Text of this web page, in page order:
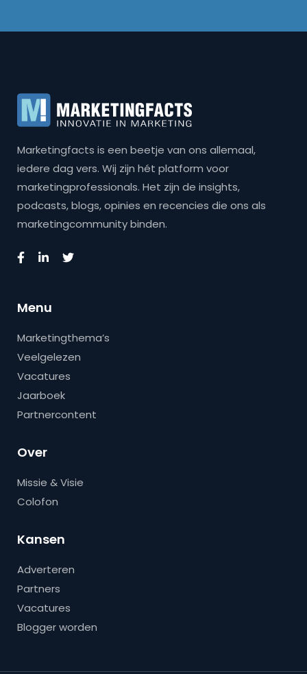
Marketingfacts is een beetje van ons allemaal,
iedere dag vers. Wij zijn hét platform voor
marketingprofessionals. Het zijn de insights,
podcasts, blogs, opinies en recencies die ons als
marketingcommunity binden.
Menu
Marketingthema’s
Veelgelezen
Vacatures
Jaarboek
Partnercontent
Over
Missie & Visie
Colofon
Kansen
Adverteren
Partners
Vacatures
Blogger worden